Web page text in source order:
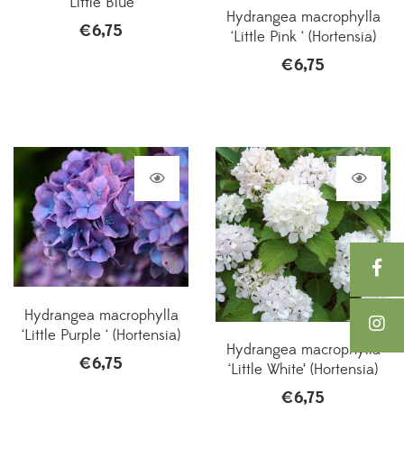
€6,75
Hydrangea macrophylla
‘Little Pink ‘ (Hortensia)
€6,75
Hydrangea macrophylla
‘Little Purple ‘ (Hortensia)
€6,75
Hydrangea macrophylla
‘Little White’ (Hortensia)
€6,75